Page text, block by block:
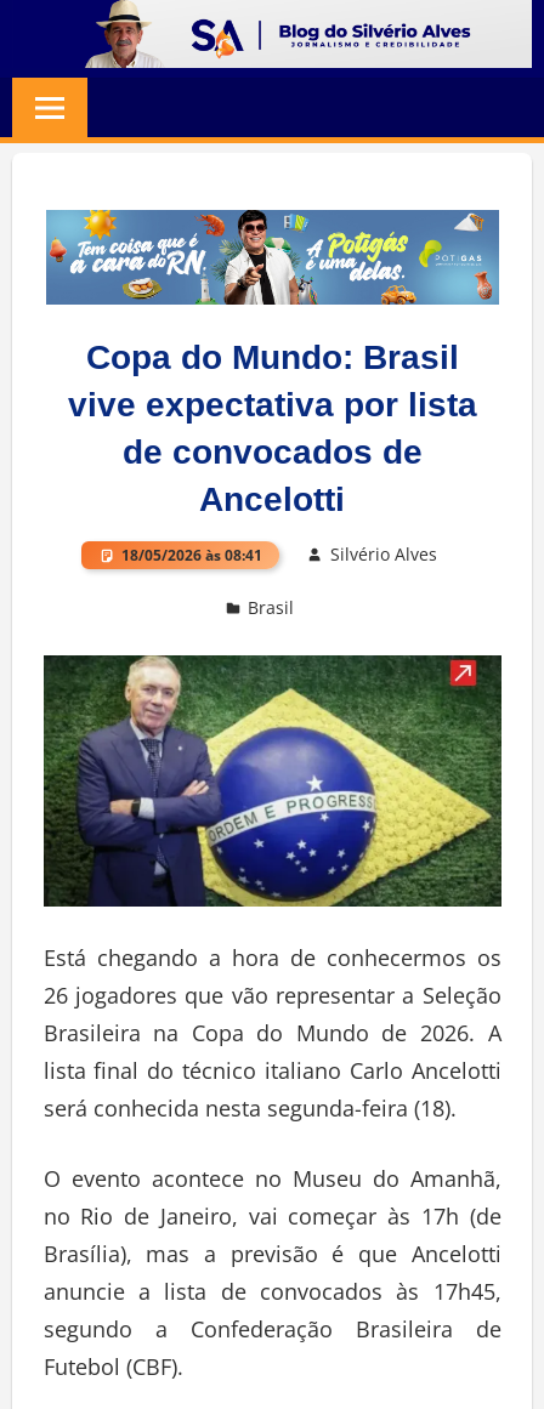
content
SILVERIO
ALVES
Jornalismo
Credibilidade
Copa do Mundo: Brasil
vive expectativa por lista
de convocados de
Ancelotti
18/05/2026 às 08:41 Silvério Alves
Brasil
Está chegando a hora de conhecermos os
26 jogadores que vão representar a Seleção
Brasileira na Copa do Mundo de 2026. A
lista final do técnico italiano Carlo Ancelotti
será conhecida nesta segunda-feira (18).
O evento acontece no Museu do Amanhã,
no Rio de Janeiro, vai começar às 17h (de
Brasília), mas a previsão é que Ancelotti
anuncie a lista de convocados às 17h45,
segundo a Confederação Brasileira de
Futebol (CBF).